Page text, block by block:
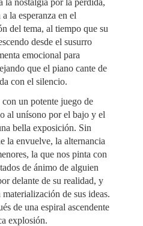
la nostalgia por la pérdida,
la esperanza en el
del tema, al tiempo que su
desde el susurro
emocional para
que el piano cante de
con el silencio.
un potente juego de
al unísono por el bajo y el
bella exposición. Sin
la envuelve, la alternancia
la que nos pinta con
de ánimo de alguien
delante de su realidad, y
de sus ideas.
de una espiral ascendente
explosión.